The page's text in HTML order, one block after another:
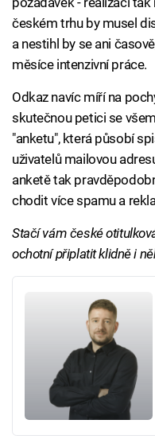
českém trhu by musel
a nestihl by se ani
měsíce intenzivní práce.
Odkaz navíc míří na
skutečnou petici se
"anketu", která působí
uživatelů mailovou
anketě tak
chodit více spamu a
Stačí vám české
ochotní připlatit klidně i